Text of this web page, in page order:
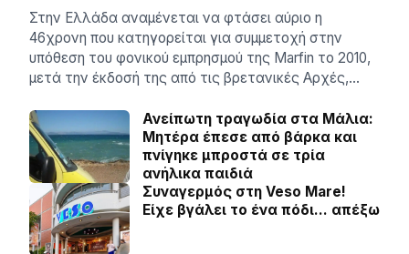
Στην Ελλάδα αναμένεται να φτάσει αύριο η
46χρονη που κατηγορείται για συμμετοχή στην
υπόθεση του φονικού εμπρησμού της Marfin το 2010,
μετά την έκδοσή της από τις βρετανικές Αρχές,…
Ανείπωτη τραγωδία στα Μάλια:
Μητέρα έπεσε από βάρκα και
πνίγηκε μπροστά σε τρία
ανήλικα παιδιά
Συναγερμός στη Veso Mare!
Είχε βγάλει το ένα πόδι… απέξω